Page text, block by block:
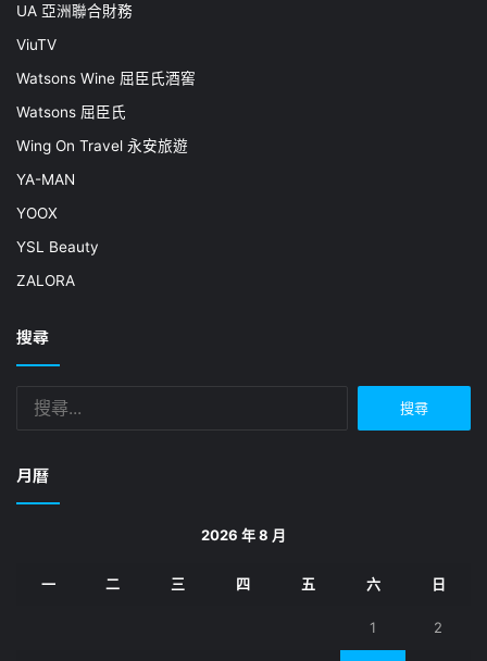
UA 亞洲聯合財務
ViuTV
Watsons Wine 屈臣氏酒窖
Watsons 屈臣氏
Wing On Travel 永安旅遊
YA-MAN
YOOX
YSL Beauty
ZALORA
搜尋
月曆
2026 年 8 月
一 二 三 四 五 六 日
1 2